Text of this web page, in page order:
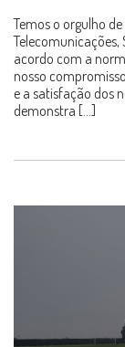
Temos o orgulho de
acordo com a
nosso
e a satisfação dos
demonstra […]